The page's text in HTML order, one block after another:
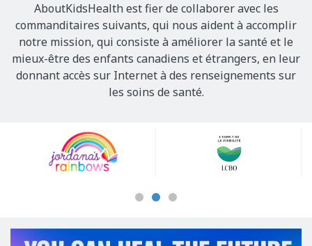
AboutKidsHealth est fier de collaborer avec les
commanditaires suivants, qui nous aident à accomplir
notre mission, qui consiste à améliorer la santé et le
mieux-être des enfants canadiens et étrangers, en leur
donnant accès sur Internet à des renseignements sur
les soins de santé.
Sponsors